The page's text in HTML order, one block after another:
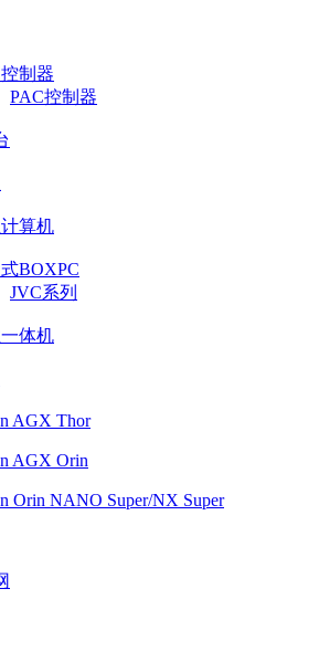
制器
PAC控制器
算机
BOXPC
JVC系列
体机
AGX Thor
AGX Orin
Orin NANO Super/NX Super